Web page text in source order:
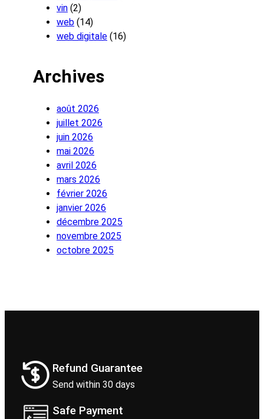
vin (2)
web (14)
web digitale (16)
Archives
août 2026
juillet 2026
juin 2026
mai 2026
avril 2026
mars 2026
février 2026
janvier 2026
décembre 2025
novembre 2025
octobre 2025
Refund Guarantee
Send within 30 days
Safe Payment